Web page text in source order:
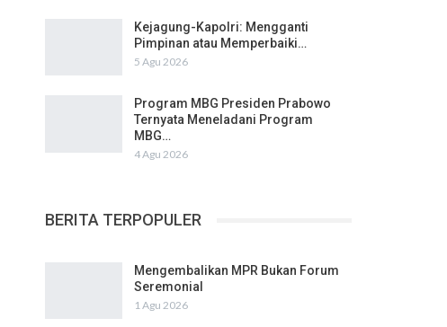
Kejagung-Kapolri: Mengganti
Pimpinan atau Memperbaiki…
5 Agu 2026
Program MBG Presiden Prabowo
Ternyata Meneladani Program
MBG…
4 Agu 2026
BERITA TERPOPULER
Mengembalikan MPR Bukan Forum
Seremonial
1 Agu 2026